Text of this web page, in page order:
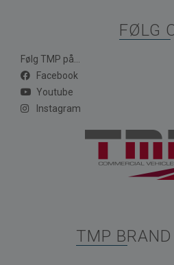
FØLG
Følg TMP på...
Facebook
Youtube
Instagram
TMP